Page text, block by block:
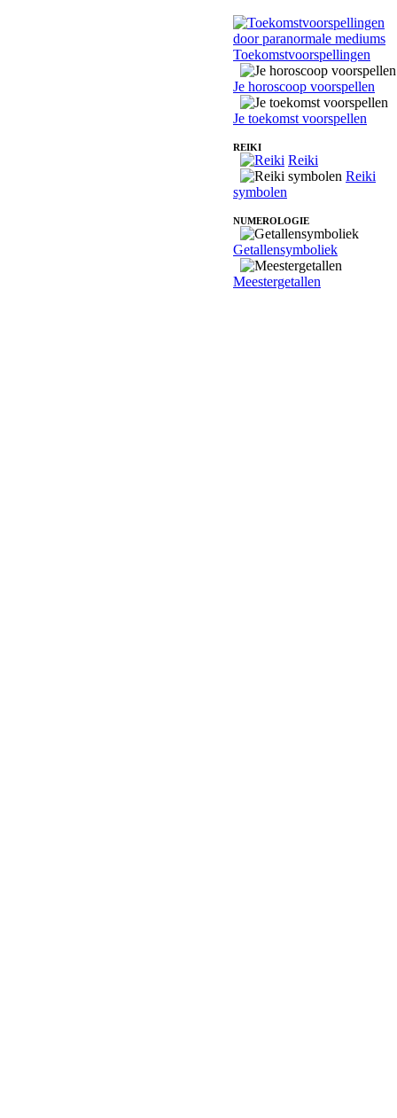
Toekomstvoorspellingen
Je horoscoop voorspellen
Je toekomst voorspellen
REIKI
Reiki
Reiki
symbolen
NUMEROLOGIE
Getallensymboliek
Meestergetallen